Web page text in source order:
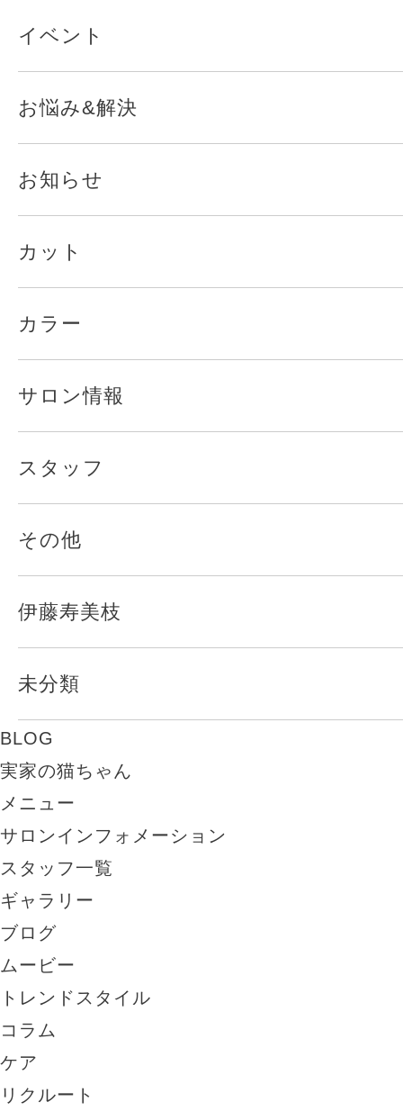
イベント
お悩み&解決
お知らせ
カット
カラー
サロン情報
スタッフ
その他
伊藤寿美枝
未分類
BLOG
実家の猫ちゃん
メニュー
サロンインフォメーション
スタッフ一覧
ギャラリー
ブログ
ムービー
トレンドスタイル
コラム
ケア
リクルート